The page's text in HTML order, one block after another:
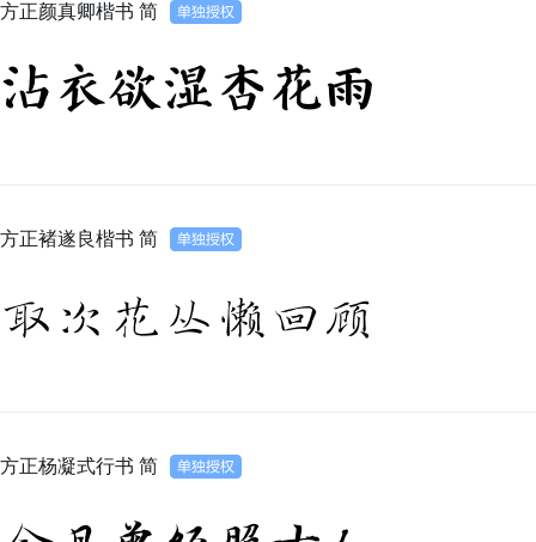
方正颜真卿楷书 简
沾衣欲湿杏花雨
方正褚遂良楷书 简
取次花丛懒回顾
方正杨凝式行书 简